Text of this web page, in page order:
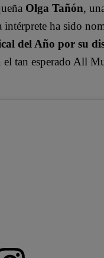
Olga Tañón,
intérprete ha sido
del Año por su
tan esperado All